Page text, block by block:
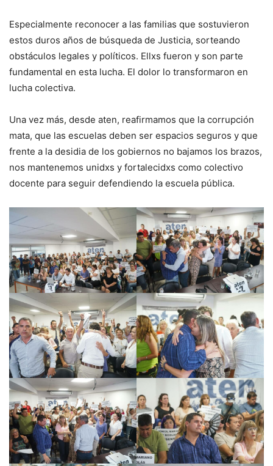
Especialmente reconocer a las familias que sostuvieron
estos duros años de búsqueda de Justicia, sorteando
obstáculos legales y políticos. Ellxs fueron y son parte
fundamental en esta lucha. El dolor lo transformaron en
lucha colectiva.
Una vez más, desde aten, reafirmamos que la corrupción
mata, que las escuelas deben ser espacios seguros y que
frente a la desidia de los gobiernos no bajamos los brazos,
nos mantenemos unidxs y fortalecidxs como colectivo
docente para seguir defendiendo la escuela pública.